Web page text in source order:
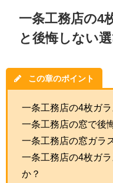
一条工務店の4
と後悔しない
この章のポイント
一条工務店の4枚ガ
一条工務店の窓で後
一条工務店の窓ガラ
一条工務店の4枚ガ
か？